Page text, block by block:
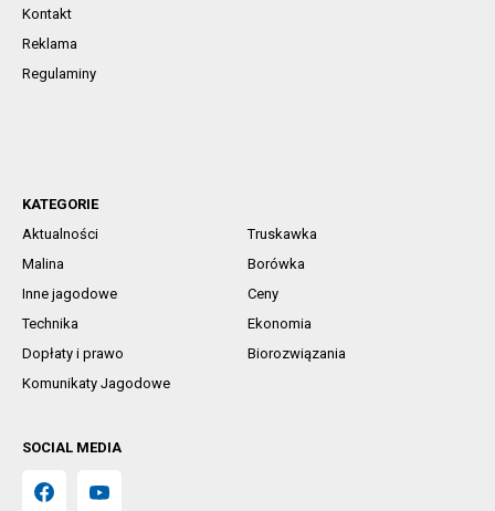
Kontakt
Reklama
Regulaminy
KATEGORIE
Aktualności
Truskawka
Malina
Borówka
Inne jagodowe
Ceny
Technika
Ekonomia
Dopłaty i prawo
Biorozwiązania
Komunikaty Jagodowe
SOCIAL MEDIA